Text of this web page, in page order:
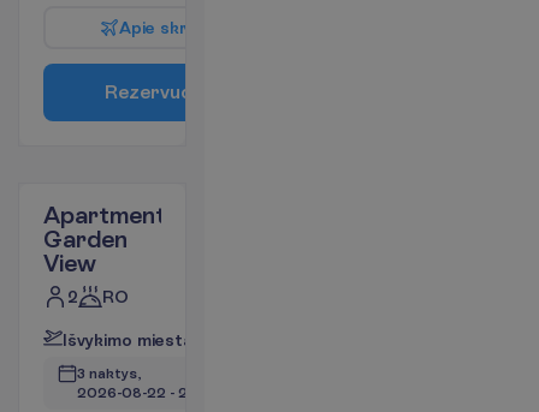
Apie skr
Rezervuo
Apartment
Garden
View
2 RO
Išvykimo miesta
3 naktys,
2026-08-22 - 2026-08-25